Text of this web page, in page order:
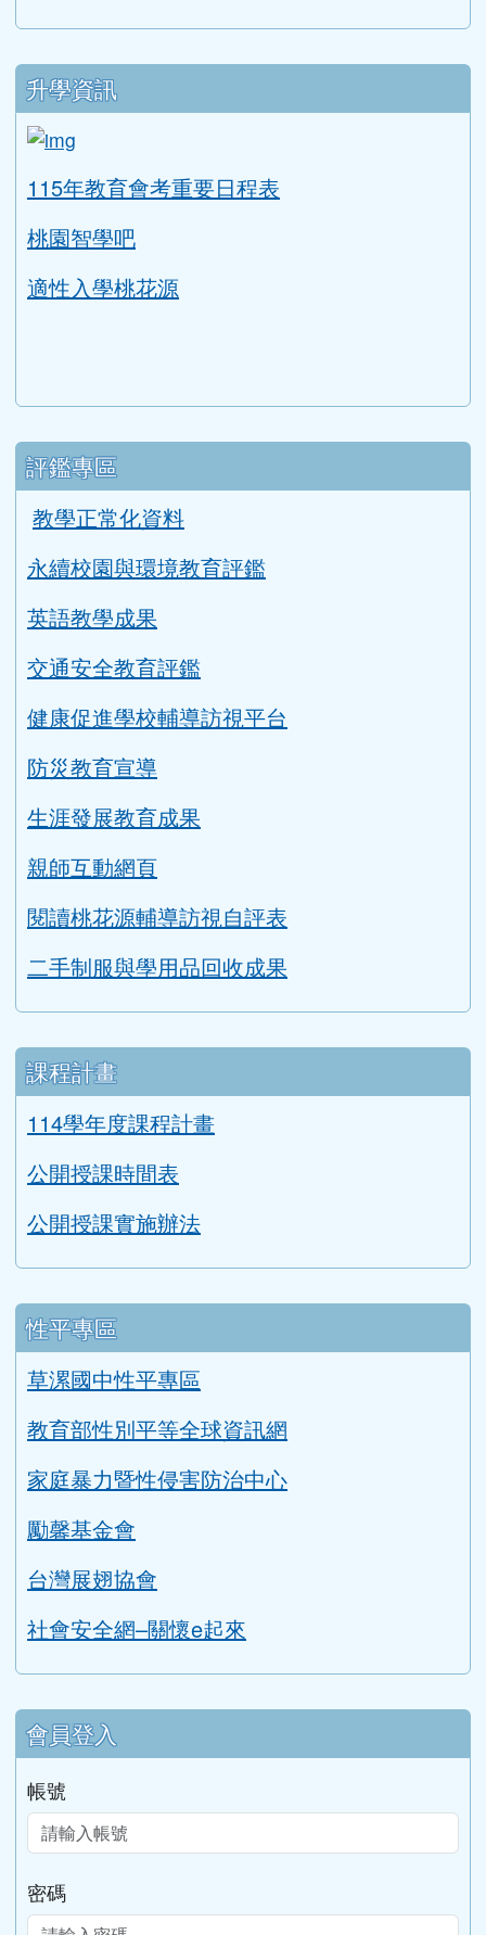
升學資訊
ink to https://tyc.entry.edu.tw/NoExamImitate_TL/
115年教育會考重要日程表
桃園智學吧
適性入學桃花源
評鑑專區
教學正常化資料
永續校園與環境教育評鑑
英語教學成果
交通安全教育評鑑
健康促進學校輔導訪視平台
防災教育宣導
生涯發展教育成果
親師互動網頁
閱讀桃花源輔導訪視自評表
二手制服與學用品回收成果
課程計畫
114學年度課程計畫
公開授課時間表
公開授課實施辦法
性平專區
草漯國中性平專區
教育部性別平等全球資訊網
家庭暴力暨性侵害防治中心
勵馨基金會
台灣展翅協會
社會安全網–關懷e起來
會員登入
帳號
密碼